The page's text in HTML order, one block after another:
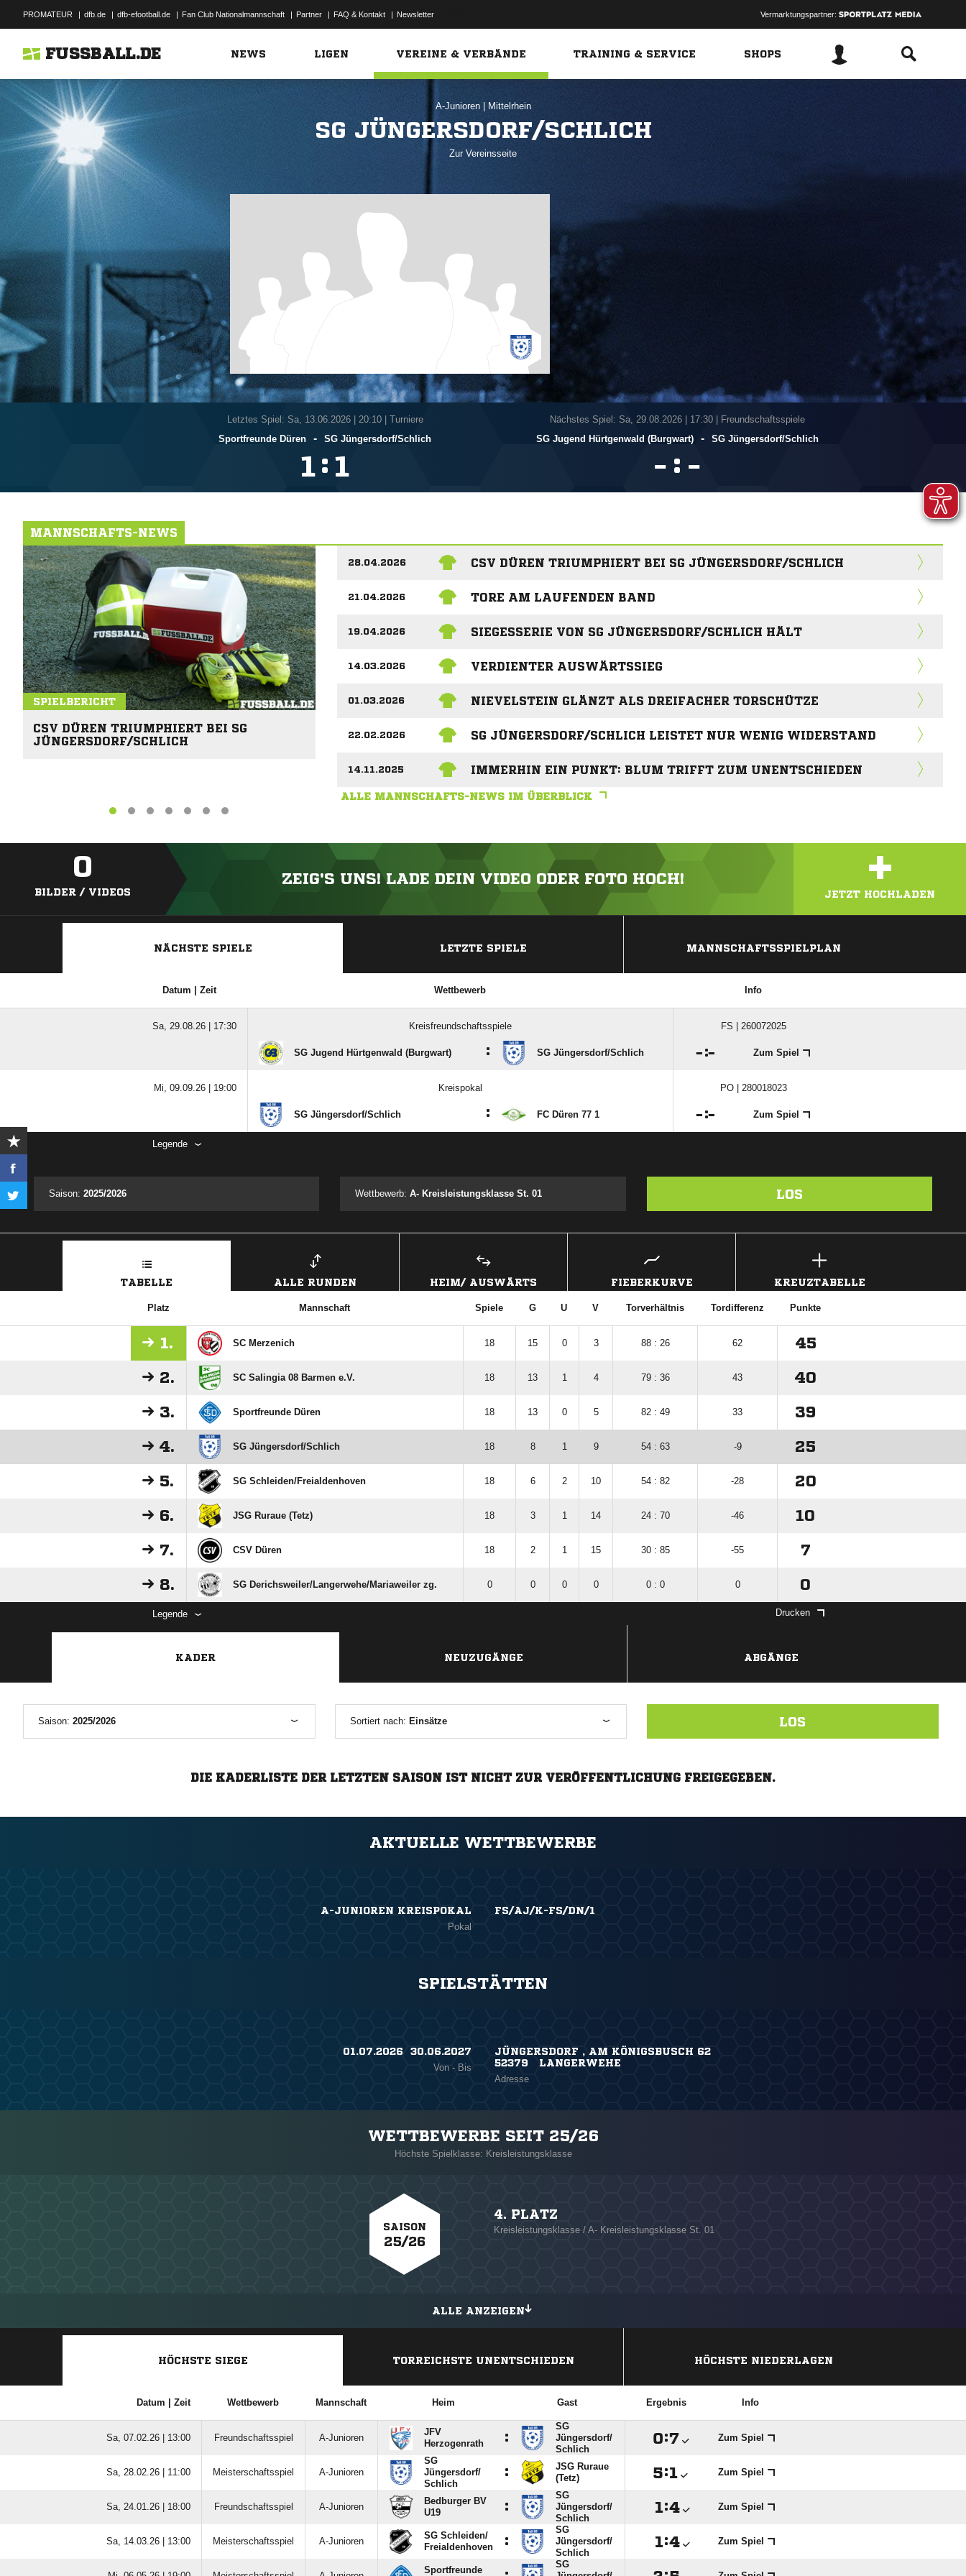
PROMATEUR | dfb.de | dfb-efootball.de | Fan Club Nationalmannschaft | Partner | FAQ & Kontakt | Newsletter Vermarktungspartner:
FUSSBALL.DE NEWS LIGEN VEREINE & VERBÄNDE TRAINING & SERVICE SHOPS
A-Junioren Mittelrhein
SG JÜNGERSDORF/SCHLICH
Zur Vereinsseite
Letztes Spiel: Sa, 13.06.2026| 20:10 | Turniere
Sportfreunde Düren
- SG Jüngersdorf/​Schlich
 : 
Nächstes Spiel: Sa, 29.08.2026| 17:30 | Freundschaftsspiele
SG Jugend Hürtgenwald (Burgwart)
- SG Jüngersdorf/​Schlich
 : 
MANNSCHAFTS-NEWS
SPIELBERICHT
CSV DÜREN TRIUMPHIERT BEI SG
JÜNGERSDORF/SCHLICH
28.04.2026 CSV DÜREN TRIUMPHIERT BEI SG JÜNGERSDORF/SCHLICH
21.04.2026 TORE AM LAUFENDEN BAND
19.04.2026 SIEGESSERIE VON SG JÜNGERSDORF/SCHLICH HÄLT
14.03.2026 VERDIENTER AUSWÄRTSSIEG
01.03.2026 NIEVELSTEIN GLÄNZT ALS DREIFACHER TORSCHÜTZE
22.02.2026 SG JÜNGERSDORF/SCHLICH LEISTET NUR WENIG WIDERSTAND
14.11.2025 IMMERHIN EIN PUNKT: BLUM TRIFFT ZUM UNENTSCHIEDEN
ALLE MANNSCHAFTS-NEWS IM ÜBERBLICK
0
BILDER / VIDEOS
ZEIG'S UNS! LADE DEIN VIDEO ODER FOTO HOCH! +
JETZT HOCHLADEN
NÄCHSTE SPIELE LETZTE SPIELE MANNSCHAFTSSPIELPLAN
Datum | Zeit Wettbewerb Info
Sa, 29.08.26 | 17:30 Kreisfreundschaftsspiele FS | 260072025
SG Jugend Hürtgenwald (Burgwart) : SG Jüngersdorf/​Schlich : Zum Spiel
Mi, 09.09.26 | 19:00 Kreispokal PO | 280018023
SG Jüngersdorf/​Schlich : FC Düren 77 1 : Zum Spiel
Legende
Saison: 2025/2026 Wettbewerb:A- Kreisleistungsklasse St. 01 LOS
TABELLE ALLE RUNDEN HEIM/ AUSWÄRTS FIEBERKURVE KREUZTABELLE
Platz Mannschaft Spiele G U V Torverhältnis Tordifferenz Punkte
1. SC Merzenich 18 15 0 3 88 : 26 62 45
2. SC Salingia 08 Barmen e.V. 18 13 1 4 79 : 36 43 40
3. Sportfreunde Düren 18 13 0 5 82 : 49 33 39
4. SG Jüngersdorf/​Schlich 18 8 1 9 54 : 63 -9 25
5. SG Schleiden/​Freialdenhoven 18 6 2 10 54 : 82 -28 20
6. JSG Ruraue (Tetz) 18 3 1 14 24 : 70 -46 10
7. CSV Düren 18 2 1 15 30 : 85 -55 7
8. SG Derichsweiler/​Langerwehe/​Mariaweiler zg. 0 0 0 0 0 : 0 0 0
Legende Drucken
KADER NEUZUGÄNGE ABGÄNGE
Saison: 2025/2026 Sortiert nach: Einsätze LOS
DIE KADERLISTE DER LETZTEN SAISON IST NICHT ZUR VERÖFFENTLICHUNG FREIGEGEBEN.
AKTUELLE WETTBEWERBE
A-JUNIOREN KREISPOKAL
Pokal
FS/AJ/K-FS/DN/1
SPIELSTÄTTEN
01.07.2026 ​ 30.06.2027
Von - Bis
JÜNGERSDORF , AM KÖNIGSBUSCH 62
52379 LANGERWEHE
Adresse
WETTBEWERBE SEIT 25/26
Höchste Spielklasse: Kreisleistungsklasse
SAISON
25/26
4. PLATZ
Kreisleistungsklasse / A- Kreisleistungsklasse St. 01
ALLE ANZEIGEN
HÖCHSTE SIEGE TORREICHSTE UNENTSCHIEDEN HÖCHSTE NIEDERLAGEN
Datum | Zeit Wettbewerb Mannschaft Heim Gast Ergebnis Info
Sa, 07.02.26 | 13:00 Freundschaftsspiel A-Junioren
JFV
Herzogenrath
:
SG
Jüngersdorf/​
Schlich
: Zum Spiel
Sa, 28.02.26 | 11:00 Meisterschaftsspiel A-Junioren
SG
Jüngersdorf/​
Schlich
:
JSG Ruraue
(Tetz)
: Zum Spiel
Sa, 24.01.26 | 18:00 Freundschaftsspiel A-Junioren
Bedburger BV
U19
:
SG
Jüngersdorf/​
Schlich
: Zum Spiel
Sa, 14.03.26 | 13:00 Meisterschaftsspiel A-Junioren
SG Schleiden/​
Freialdenhoven
:
SG
Jüngersdorf/​
Schlich
: Zum Spiel
Sportfreunde
SG